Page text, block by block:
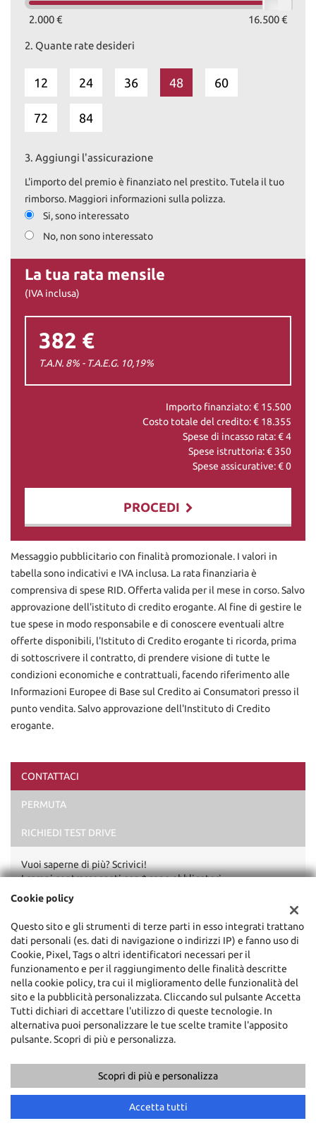
2.000 € 16.500 €
2. Quante rate desideri
12 24 36 48 60
72 84
3. Aggiungi l'assicurazione
L'importo del premio è finanziato nel prestito. Tutela il tuo
rimborso. Maggiori informazioni sulla polizza.
Si, sono interessato
No, non sono interessato
La tua rata mensile
(IVA inclusa)
382 €
T.A.N. 8% - T.A.E.G. 10,19%
Importo finanziato: € 15.500
Costo totale del credito: € 18.355
Spese di incasso rata: €4
Spese istruttoria: € 350
Spese assicurative: €0
PROCEDI
Contattaci
Ho letto e accettol'informativa privacy*
Acconsento al trattamento dei miei dati per finalità di
Invia la tua richiesta
Messaggio pubblicitario con finalità promozionale. I valori in
tabella sono indicativi e IVA inclusa. La rata finanziaria è
comprensiva di spese RID. Offerta valida per il mese in corso. Salvo
approvazione dell'istituto di credito erogante. Al fine di gestire le
tue spese in modo responsabile e di conoscere eventuali altre
offerte disponibili, l'Istituto di Credito erogante ti ricorda, prima
di sottoscrivere il contratto, di prendere visione di tutte le
condizioni economiche e contrattuali, facendo riferimento alle
Informazioni Europee di Base sul Credito ai Consumatori presso il
punto vendita. Salvo approvazione dell'Instituto di Credito
erogante.
CONTATTACI
PERMUTA
RICHIEDI TEST DRIVE
Vuoi saperne di più? Scrivici!
I campi contrassegnati con * sono obbligatori.
+39 0722 810139
Cookie policy
Questo sito e gli strumenti di terze parti in esso integrati trattano
dati personali (es. dati di navigazione o indirizzi IP) e fanno uso di
Cookie, Pixel, Tags o altri identificatori necessari per il
funzionamento e per il raggiungimento delle finalità descritte
nella cookie policy, tra cui il miglioramento delle funzionalità del
sito e la pubblicità personalizzata. Cliccando sul pulsante Accetta
Tutti dichiari di accettare l'utilizzo di queste tecnologie. In
alternativa puoi personalizzare le tue scelte tramite l'apposito
pulsante. Scopri di più e personalizza.
Scopri di più e personalizza
Accetta tutti